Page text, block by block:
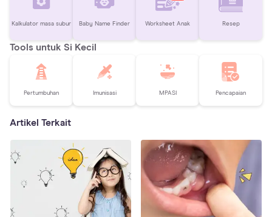
Kalkulator masa subur Baby Name Finder Worksheet Anak Resep
Tools untuk Si Kecil
Pertumbuhan Imunisasi MPASI Pencapaian
Artikel Terkait